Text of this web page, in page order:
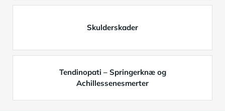
Skulderskader
Tendinopati – Springerknæ og
Achillessenesmerter